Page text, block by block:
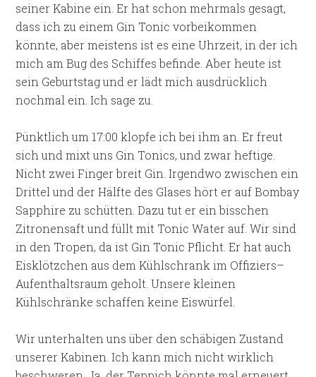
seiner Kabine ein. Er hat schon mehrmals gesagt,
dass ich zu einem Gin Tonic vorbeikommen
könnte, aber meistens ist es eine Uhrzeit, in der ich
mich am Bug des Schiffes befinde. Aber heute ist
sein Geburtstag und er lädt mich ausdrücklich
nochmal ein. Ich sage zu.
Pünktlich um 17:00 klopfe ich bei ihm an. Er freut
sich und mixt uns Gin Tonics, und zwar heftige.
Nicht zwei Finger breit Gin. Irgendwo zwischen ein
Drittel und der Hälfte des Glases hört er auf Bombay
Sapphire zu schütten. Dazu tut er ein bisschen
Zitronensaft und füllt mit Tonic Water auf. Wir sind
in den Tropen, da ist Gin Tonic Pflicht. Er hat auch
Eisklötzchen aus dem Kühlschrank im Offiziers–
Aufenthaltsraum geholt. Unsere kleinen
Kühlschränke schaffen keine Eiswürfel.
Wir unterhalten uns über den schäbigen Zustand
unserer Kabinen. Ich kann mich nicht wirklich